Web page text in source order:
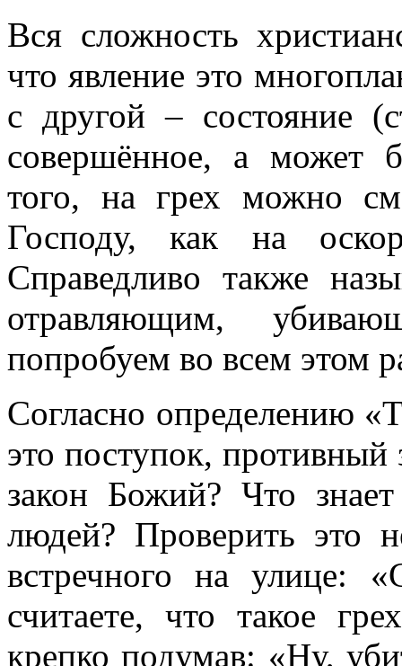
Вся сложность
что явление это
с другой – состояние
совершённое, а может
того, на грех можно
Господу, как на
Справедливо также
отравляющим,
попробуем во всем этом
Согласно определению
это поступок,
закон Божий? Что
людей? Проверить это
встречного на улице:
считаете, что такое
крепко подумав: «Ну,